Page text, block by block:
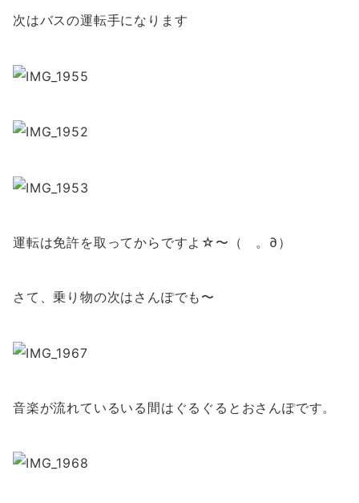
次はバスの運転手になります
運転は免許を取ってからですよ☆〜（ゝ。∂）
さて、乗り物の次はさんぽでも〜
音楽が流れているいる間はぐるぐるとおさんぽです。